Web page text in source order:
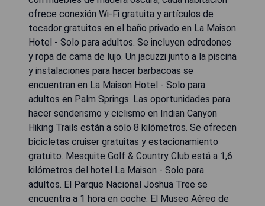
ofrece conexión Wi-Fi gratuita y artículos de
tocador gratuitos en el baño privado en La Maison
Hotel - Solo para adultos. Se incluyen edredones
y ropa de cama de lujo. Un jacuzzi junto a la piscina
y instalaciones para hacer barbacoas se
encuentran en La Maison Hotel - Solo para
adultos en Palm Springs. Las oportunidades para
hacer senderismo y ciclismo en Indian Canyon
Hiking Trails están a solo 8 kilómetros. Se ofrecen
bicicletas cruiser gratuitas y estacionamiento
gratuito. Mesquite Golf & Country Club está a 1,6
kilómetros del hotel La Maison - Solo para
adultos. El Parque Nacional Joshua Tree se
encuentra a 1 hora en coche. El Museo Aéreo de